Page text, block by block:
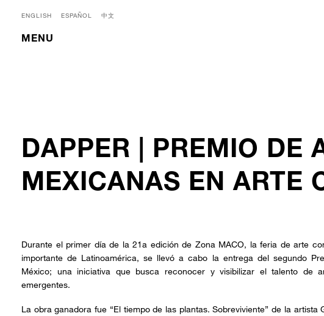
ENGLISH ESPAÑOL 中文
MENU
DAPPER | PREMIO DE
MEXICANAS EN ARTE
Durante el primer día de la 21a edición de Zona MACO, la feria de arte
importante de Latinoamérica, se llevó a cabo la entrega del segundo
México; una iniciativa que busca reconocer y visibilizar el talento de
emergentes.
La obra ganadora fue “El tiempo de las plantas. Sobreviviente” de la artista